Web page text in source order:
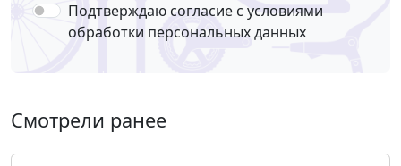
Подтверждаю согласие с условиями
обработки персональных данных
Смотрели ранее